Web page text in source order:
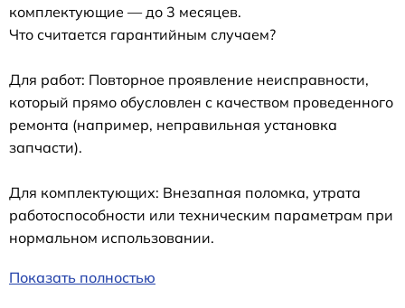
комплектующие — до 3 месяцев.
Что считается гарантийным случаем?
Для работ: Повторное проявление неисправности,
который прямо обусловлен с качеством проведенного
ремонта (например, неправильная установка
запчасти).
Для комплектующих: Внезапная поломка, утрата
работоспособности или техническим параметрам при
нормальном использовании.
Показать полностью